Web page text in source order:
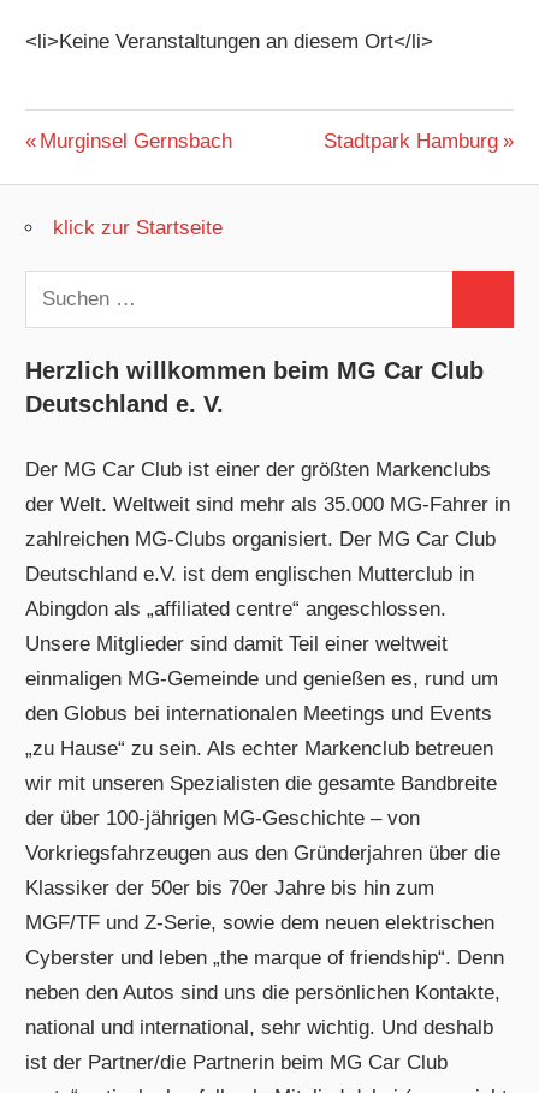
<li>Keine Veranstaltungen an diesem Ort</li>
Beitragsnavigation
Vorheriger
Murginsel Gernsbach
Nächster
Stadtpark Hamburg
klick zur Startseite
Suchen
nach:
Herzlich willkommen beim MG Car Club
Deutschland e. V.
Der MG Car Club ist einer der größten Markenclubs
der Welt. Weltweit sind mehr als 35.000 MG-Fahrer in
zahlreichen MG-Clubs organisiert. Der MG Car Club
Deutschland e.V. ist dem englischen Mutterclub in
Abingdon als „affiliated centre“ angeschlossen.
Unsere Mitglieder sind damit Teil einer weltweit
einmaligen MG-Gemeinde und genießen es, rund um
den Globus bei internationalen Meetings und Events
„zu Hause“ zu sein. Als echter Markenclub betreuen
wir mit unseren Spezialisten die gesamte Bandbreite
der über 100-jährigen MG-Geschichte – von
Vorkriegsfahrzeugen aus den Gründerjahren über die
Klassiker der 50er bis 70er Jahre bis hin zum
MGF/TF und Z-Serie, sowie dem neuen elektrischen
Cyberster und leben „the marque of friendship“. Denn
neben den Autos sind uns die persönlichen Kontakte,
national und international, sehr wichtig. Und deshalb
ist der Partner/die Partnerin beim MG Car Club